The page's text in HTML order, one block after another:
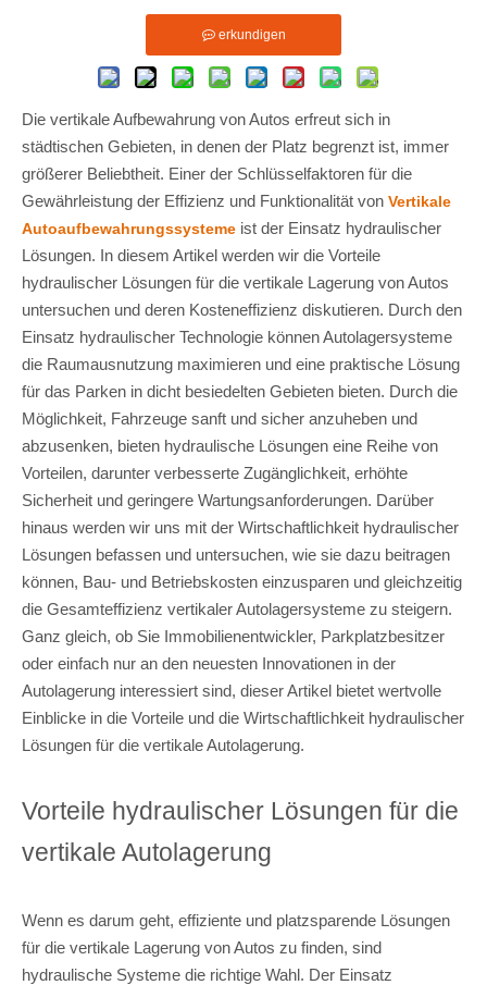
erkundigen
Die vertikale Aufbewahrung von Autos erfreut sich in
städtischen Gebieten, in denen der Platz begrenzt ist, immer
größerer Beliebtheit. Einer der Schlüsselfaktoren für die
Gewährleistung der Effizienz und Funktionalität von Vertikale
Autoaufbewahrungssysteme ist der Einsatz hydraulischer
Lösungen. In diesem Artikel werden wir die Vorteile
hydraulischer Lösungen für die vertikale Lagerung von Autos
untersuchen und deren Kosteneffizienz diskutieren. Durch den
Einsatz hydraulischer Technologie können Autolagersysteme
die Raumausnutzung maximieren und eine praktische Lösung
für das Parken in dicht besiedelten Gebieten bieten. Durch die
Möglichkeit, Fahrzeuge sanft und sicher anzuheben und
abzusenken, bieten hydraulische Lösungen eine Reihe von
Vorteilen, darunter verbesserte Zugänglichkeit, erhöhte
Sicherheit und geringere Wartungsanforderungen. Darüber
hinaus werden wir uns mit der Wirtschaftlichkeit hydraulischer
Lösungen befassen und untersuchen, wie sie dazu beitragen
können, Bau- und Betriebskosten einzusparen und gleichzeitig
die Gesamteffizienz vertikaler Autolagersysteme zu steigern.
Ganz gleich, ob Sie Immobilienentwickler, Parkplatzbesitzer
oder einfach nur an den neuesten Innovationen in der
Autolagerung interessiert sind, dieser Artikel bietet wertvolle
Einblicke in die Vorteile und die Wirtschaftlichkeit hydraulischer
Lösungen für die vertikale Autolagerung.
Vorteile hydraulischer Lösungen für die
vertikale Autolagerung
Wenn es darum geht, effiziente und platzsparende Lösungen
für die vertikale Lagerung von Autos zu finden, sind
hydraulische Systeme die richtige Wahl. Der Einsatz